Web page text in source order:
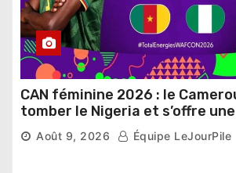
CAN féminine 2026 : le
tomber le Nigeria et s’offre
dernier carré
Août 9, 2026 Équipe LeJourPile